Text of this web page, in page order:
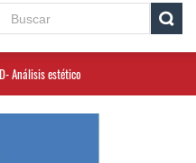
Análisis estético